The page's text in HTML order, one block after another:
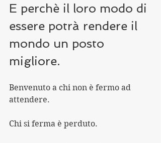
E perchè il loro modo di
essere potrà rendere il
mondo un posto
migliore.
Benvenuto a chi non è fermo ad
attendere.
Chi si ferma è perduto.